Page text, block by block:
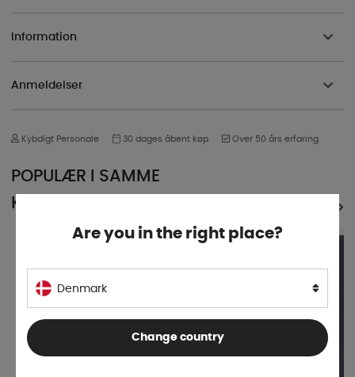
Information
Anmeldelser
Kybdigt Personale 30 dages åbent køp Over 50 års erfaring
POPULÆR I SAMME
KATEGORI
Are you in the right place?
Denmark
Change country